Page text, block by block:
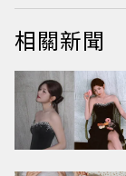
相關新聞